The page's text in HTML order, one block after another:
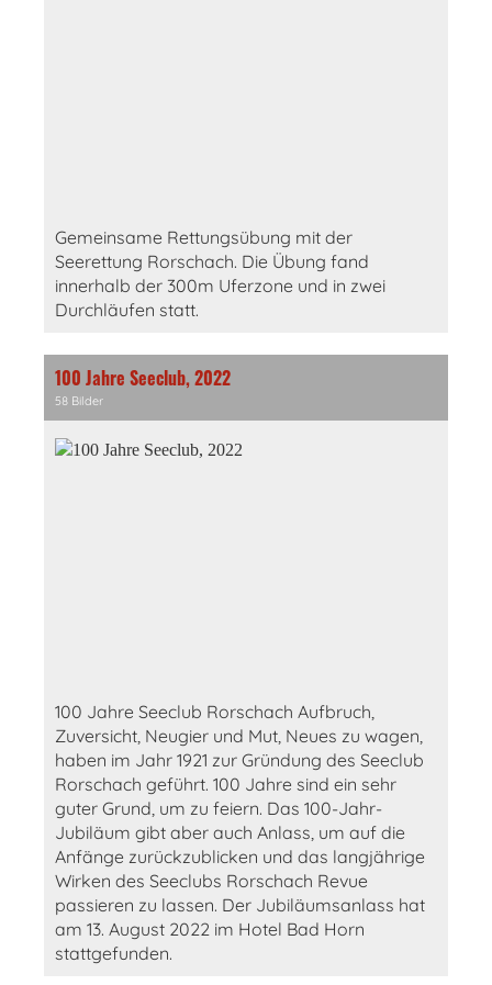
Gemeinsame Rettungsübung mit der
Seerettung Rorschach. Die Übung fand
innerhalb der 300m Uferzone und in zwei
Durchläufen statt.
100 Jahre Seeclub, 2022
58 Bilder
100 Jahre Seeclub Rorschach Aufbruch,
Zuversicht, Neugier und Mut, Neues zu wagen,
haben im Jahr 1921 zur Gründung des Seeclub
Rorschach geführt. 100 Jahre sind ein sehr
guter Grund, um zu feiern. Das 100-Jahr-
Jubiläum gibt aber auch Anlass, um auf die
Anfänge zurückzublicken und das langjährige
Wirken des Seeclubs Rorschach Revue
passieren zu lassen. Der Jubiläumsanlass hat
am 13. August 2022 im Hotel Bad Horn
stattgefunden.